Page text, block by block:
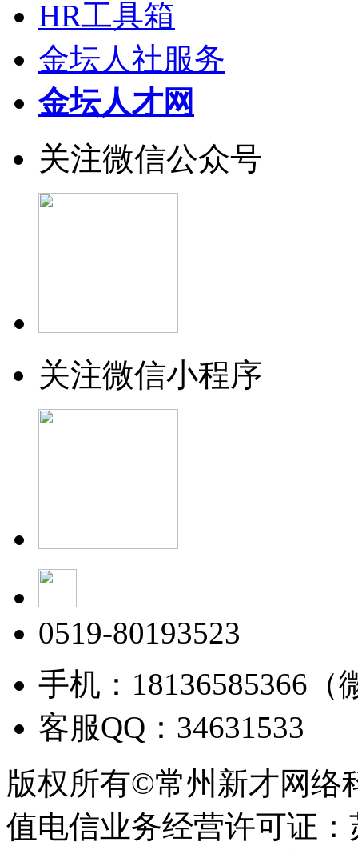
HR工具箱
金坛人社服务
金坛人才网
关注微信公众号
关注微信小程序
0519-80193523
手机：18136585366（
客服QQ：34631533
版权所有©常州新才网络
值电信业务经营许可证